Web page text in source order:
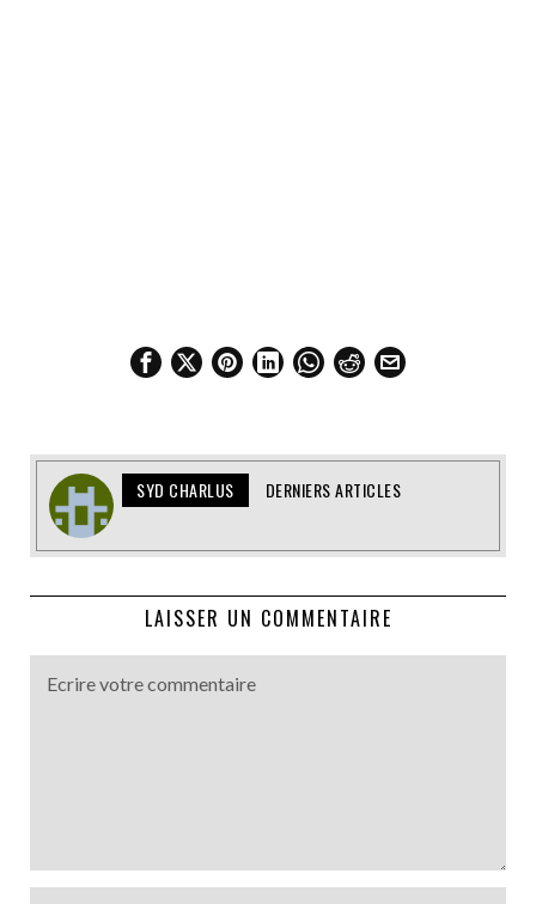
SYD CHARLUS DERNIERS ARTICLES
LAISSER UN COMMENTAIRE